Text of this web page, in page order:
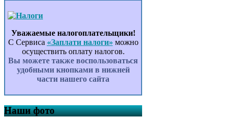
Уважаемые налогоплательщики!
С Сервиса «Заплати налоги» можно
осуществить оплату налогов.
Вы можете также воспользоваться
удобными кнопками в нижней
части нашего сайта
Наши фото